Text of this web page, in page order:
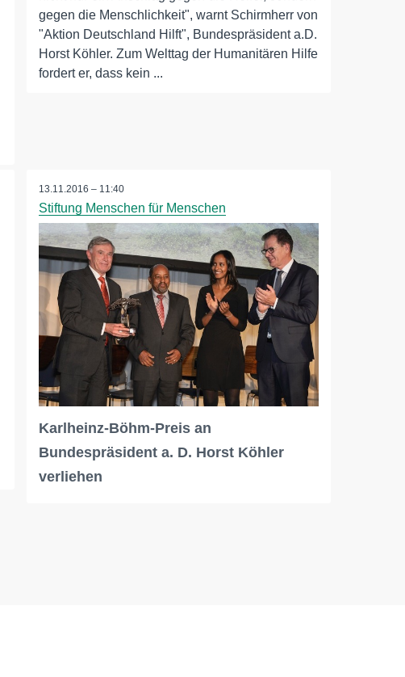
gegen die Menschlichkeit", warnt Schirmherr von
"Aktion Deutschland Hilft", Bundespräsident a.D.
Horst Köhler. Zum Welttag der Humanitären Hilfe
fordert er, dass kein ...
13.11.2016 – 11:40
Stiftung Menschen für Menschen
Karlheinz-Böhm-Preis an
Bundespräsident a. D. Horst Köhler
verliehen